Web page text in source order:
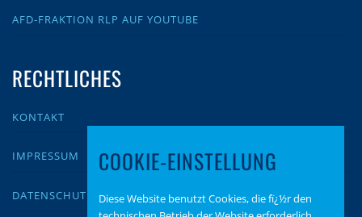
AFD-FRAKTION RLP AUF YOUTUBE
RECHTLICHES
KONTAKT
IMPRESSUM
DATENSCHUTZ
COOKIE-EINSTELLUNG
Diese Website benutzt Cookies, die fï¿½r den